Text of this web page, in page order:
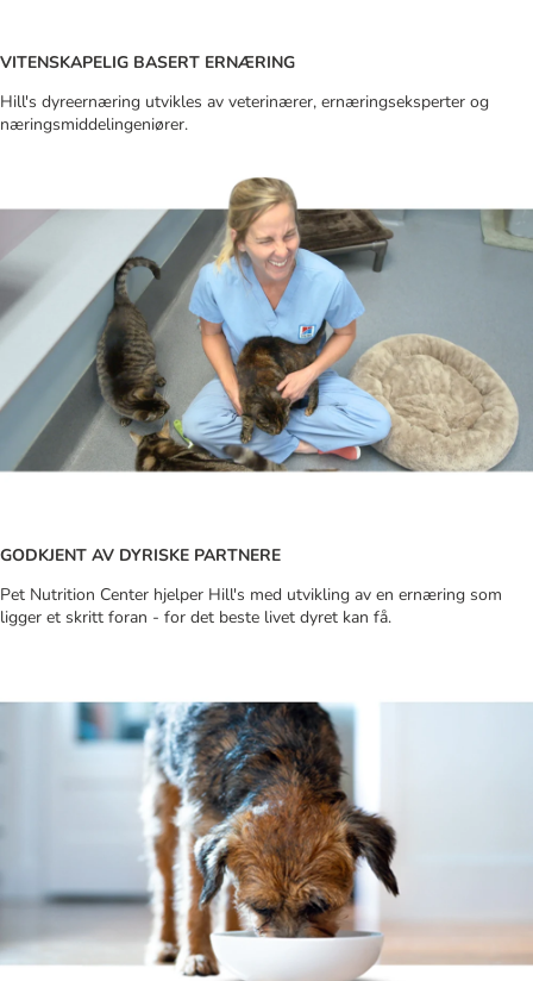
VITENSKAPELIG BASERT ERNÆRING
Hill's dyreernæring utvikles av veterinærer, ernæringseksperter og
næringsmiddelingeniører.
GODKJENT AV DYRISKE PARTNERE
Pet Nutrition Center hjelper Hill's med utvikling av en ernæring som
ligger et skritt foran - for det beste livet dyret kan få.